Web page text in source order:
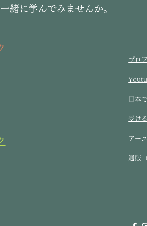
緒に学んでみませんか。
プロ
日本
受ける​
アー
通販